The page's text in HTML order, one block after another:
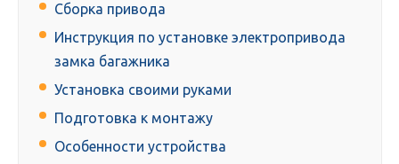
Сборка привода
Инструкция по установке электропривода
замка багажника
Установка своими руками
Подготовка к монтажу
Особенности устройства